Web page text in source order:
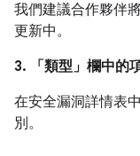
我們建議合作夥伴
更新中。
3. 「類型」 欄中的
在安全漏洞詳情表
別。